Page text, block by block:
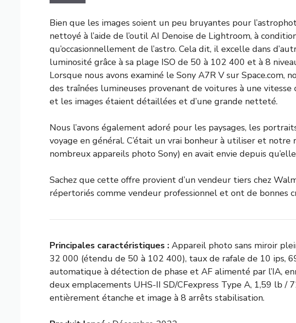
Bien que les images soient un peu bruyantes pour
nettoyé à l’aide de l’outil AI Denoise de Lightroom, à
qu’occasionnellement de l’astro. Cela dit, il excelle dans
luminosité grâce à sa plage ISO de 50 à 102 400 et à 8
Lorsque nous avons examiné le Sony A7R V sur Space.com,
des traînées lumineuses provenant de voitures à une vitesse
et les images étaient détaillées et d’une grande netteté.
Nous l’avons également adoré pour les paysages, les
voyage en général. C’était un vrai bonheur à utiliser et
nombreux appareils photo Sony) en avait envie depuis
Sachez que cette offre provient d’un vendeur tiers chez
répertoriés comme vendeur professionnel et ont de bonnes
Principales caractéristiques : Appareil photo sans miroir
32 000 (étendu de 50 à 102 400), taux de rafale de 10 ips,
automatique à détection de phase et AF alimenté par l’IA,
deux emplacements UHS-II SD/CFexpress Type A, 1,59 lb /
entièrement étanche et image à 8 arrêts stabilisation.